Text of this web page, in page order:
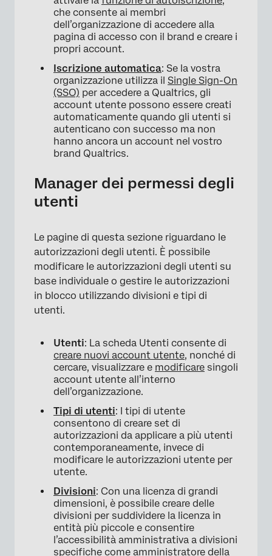
che consente ai membri
dell’organizzazione di accedere alla
pagina di accesso con il brand e creare i
propri account.
Iscrizione automatica: Se la vostra
organizzazione utilizza il Single Sign-On
(SSO) per accedere a Qualtrics, gli
account utente possono essere creati
automaticamente quando gli utenti si
autenticano con successo ma non
hanno ancora un account nel vostro
brand Qualtrics.
Manager dei permessi degli
utenti
Le pagine di questa sezione riguardano le
autorizzazioni degli utenti. È possibile
modificare le autorizzazioni degli utenti su
base individuale o gestire le autorizzazioni
in blocco utilizzando divisioni e tipi di
utenti.
Utenti: La scheda Utenti consente di
creare nuovi account utente, nonché di
cercare, visualizzare e modificare singoli
account utente all’interno
dell’organizzazione.
Tipi di utenti: I tipi di utente
consentono di creare set di
autorizzazioni da applicare a più utenti
contemporaneamente, invece di
modificare le autorizzazioni utente per
utente.
Divisioni: Con una licenza di grandi
dimensioni, è possibile creare delle
divisioni per suddividere la licenza in
entità più piccole e consentire
l’accessibilità amministrativa a divisioni
specifiche come amministratore della